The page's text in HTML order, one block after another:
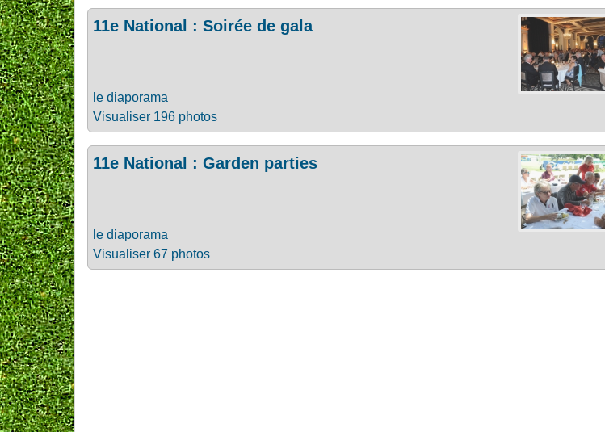
11e National : Soirée de gala
le diaporama
Visualiser 196 photos
11e National : Garden parties
le diaporama
Visualiser 67 photos